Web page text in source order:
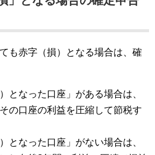
も赤字（損）となる場合は、確
となった口座」がある場合は、
の口座の利益を圧縮して節税す
となった口座」がない場合は、